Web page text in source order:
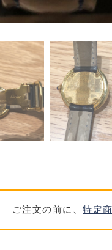
ご注文の前に、特定